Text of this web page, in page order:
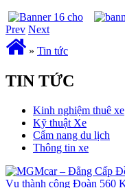
Prev Next
» Tin tức
TIN TỨC
Kinh nghiệm thuê xe
Kỹ thuật Xe
Cẩm nang du lịch
Thông tin xe